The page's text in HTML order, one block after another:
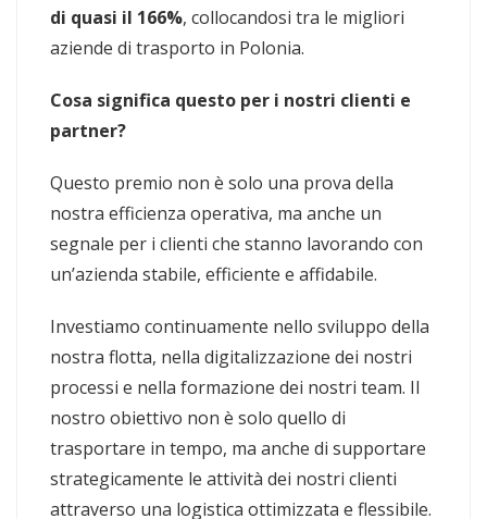
di quasi il 166%, collocandosi tra le migliori
aziende di trasporto in Polonia.
Cosa significa questo per i nostri clienti e
partner?
Questo premio non è solo una prova della
nostra efficienza operativa, ma anche un
segnale per i clienti che stanno lavorando con
un’azienda stabile, efficiente e affidabile.
Investiamo continuamente nello sviluppo della
nostra flotta, nella digitalizzazione dei nostri
processi e nella formazione dei nostri team. Il
nostro obiettivo non è solo quello di
trasportare in tempo, ma anche di supportare
strategicamente le attività dei nostri clienti
attraverso una logistica ottimizzata e flessibile.